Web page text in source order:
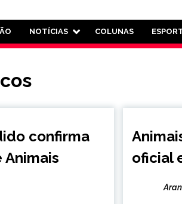
105.3
NOTÍCIAS COLUNAS
confirma
oficial